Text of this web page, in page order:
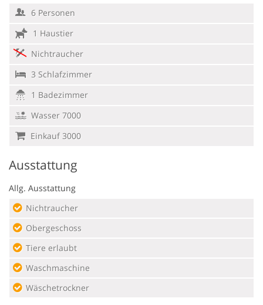
6 Personen
1 Haustier
Nichtraucher
3 Schlafzimmer
1 Badezimmer
Wasser 7000
Einkauf 3000
Ausstattung
Allg. Ausstattung
Nichtraucher
Obergeschoss
Tiere erlaubt
Waschmaschine
Wäschetrockner